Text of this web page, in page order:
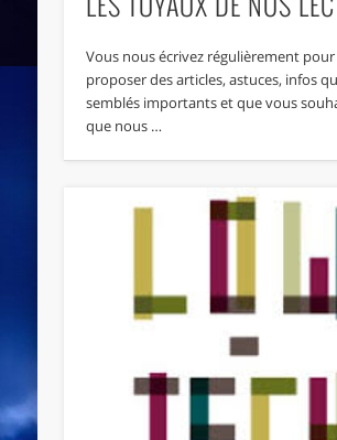
Vous nous écrivez régulièrement
proposer des articles, astuces, infos
semblés importants et que vous
que nous …